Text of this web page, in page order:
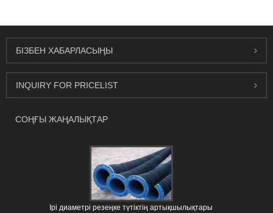
БІЗБЕН ХАБАРЛАСЫҢЫ
INQUIRY FOR PRICELIST
СОҢҒЫ ЖАҢАЛЫҚТАР
Ірі диаметрі резеңке түтіктің артықшылықтары